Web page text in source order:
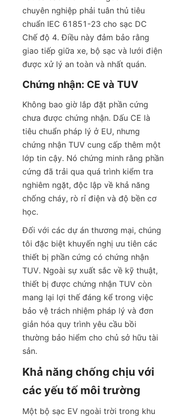
chuyên nghiệp phải tuân thủ tiêu
chuẩn IEC 61851-23 cho sạc DC
Chế độ 4. Điều này đảm bảo rằng
giao tiếp giữa xe, bộ sạc và lưới điện
được xử lý an toàn và nhất quán.
Chứng nhận: CE và TUV
Không bao giờ lắp đặt phần cứng
chưa được chứng nhận. Dấu CE là
tiêu chuẩn pháp lý ở EU, nhưng
chứng nhận TUV cung cấp thêm một
lớp tin cậy. Nó chứng minh rằng phần
cứng đã trải qua quá trình kiểm tra
nghiêm ngặt, độc lập về khả năng
chống cháy, rò rỉ điện và độ bền cơ
học.
Đối với các dự án thương mại, chúng
tôi đặc biệt khuyến nghị ưu tiên các
thiết bị phần cứng có chứng nhận
TUV. Ngoài sự xuất sắc về kỹ thuật,
thiết bị được chứng nhận TUV còn
mang lại lợi thế đáng kể trong việc
bảo vệ trách nhiệm pháp lý và đơn
giản hóa quy trình yêu cầu bồi
thường bảo hiểm cho chủ sở hữu tài
sản.
Khả năng chống chịu với
các yếu tố môi trường
Một bộ sạc EV ngoài trời trong khu